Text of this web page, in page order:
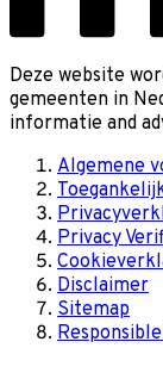
Deze website
gemeenten in
informatie and
Algemene
Privacy
Disclaimer
Sitemap